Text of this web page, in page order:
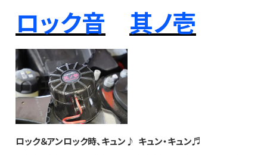
ロック音 其ノ壱
ロック＆アンロック時、キュン♪ キュン・キュン♬